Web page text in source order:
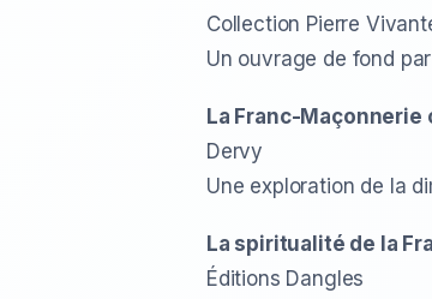
Collection Pierre
Un ouvrage de fond
La Franc-
Dervy
Une exploration de la
La spiritualité de la
Éditions Dangles